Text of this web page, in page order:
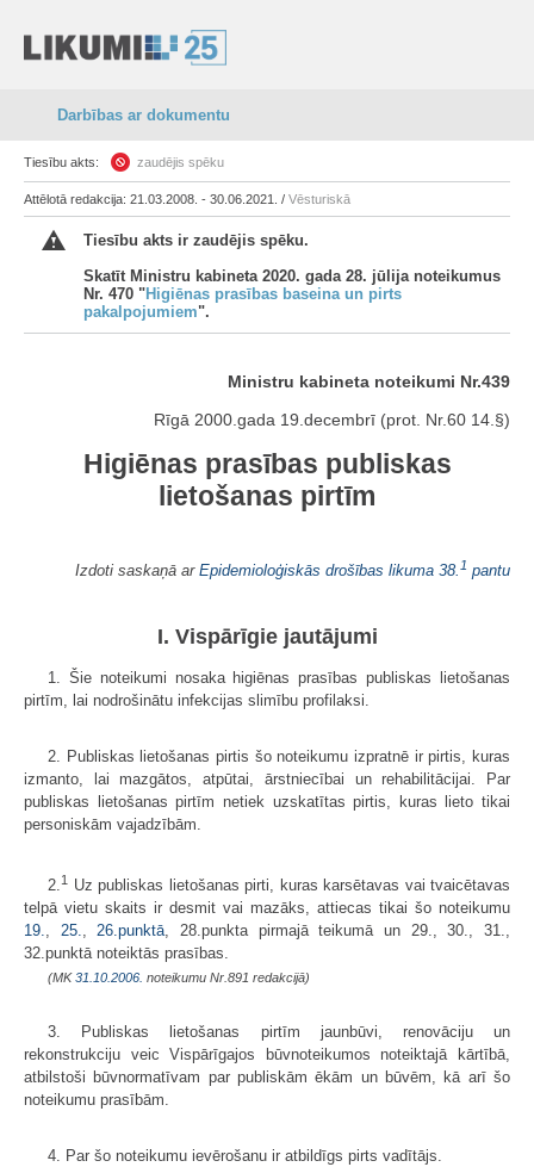
Darbības ar dokumentu
Tiesību akts: zaudējis spēku
Attēlotā redakcija: 21.03.2008. - 30.06.2021. / Vēsturiskā
Tiesību akts ir zaudējis spēku.
Skatīt Ministru kabineta 2020. gada 28. jūlija noteikumus
Nr. 470 "Higiēnas prasības baseina un pirts
pakalpojumiem".
Ministru kabineta noteikumi Nr.439
Rīgā 2000.gada 19.decembrī (prot. Nr.60 14.§)
Higiēnas prasības publiskas
lietošanas pirtīm
Izdoti saskaņā ar Epidemioloģiskās drošības likuma 38. 1 pantu
I. Vispārīgie jautājumi
1. Šie noteikumi nosaka higiēnas prasības publiskas lietošanas
pirtīm, lai nodrošinātu infekcijas slimību profilaksi.
2. Publiskas lietošanas pirtis šo noteikumu izpratnē ir pirtis, kuras
izmanto, lai mazgātos, atpūtai, ārstniecībai un rehabilitācijai. Par
publiskas lietošanas pirtīm netiek uzskatītas pirtis, kuras lieto tikai
personiskām vajadzībām.
2.1
Uz publiskas lietošanas pirti, kuras karsētavas vai tvaicētavas
telpā vietu skaits ir desmit vai mazāks, attiecas tikai šo noteikumu
19., 25.,26.punktā, 28.punkta pirmajā teikumā un 29., 30., 31.,
32.punktā noteiktās prasības.
(MK31.10.2006. noteikumu Nr.891 redakcijā)
3. Publiskas lietošanas pirtīm jaunbūvi, renovāciju un
rekonstrukciju veic Vispārīgajos būvnoteikumos noteiktajā kārtībā,
atbilstoši būvnormatīvam par publiskām ēkām un būvēm, kā arī šo
noteikumu prasībām.
4. Par šo noteikumu ievērošanu ir atbildīgs pirts vadītājs.